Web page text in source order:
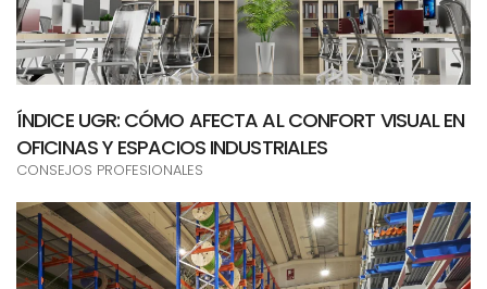
ÍNDICE UGR: CÓMO AFECTA AL CONFORT VISUAL EN
OFICINAS Y ESPACIOS INDUSTRIALES
CONSEJOS PROFESIONALES